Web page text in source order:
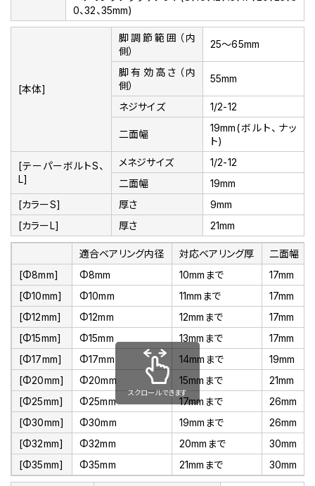
0、32、35mm)
[本体]
脚調節範囲（内
側）
25～65mm
脚有効高さ（内
側）
55mm
ネジサイズ 1/2-12
二面幅
19mm(ボルト、ナッ
ト)
[テーパーボルトS、
L]
メネジサイズ
1/2-12
二面幅
19mm
[カラーS]
厚さ
9mm
[カラーL]
厚さ 21mm
適合ベアリング内径 対応ベアリング厚
二面幅
[Φ8mm]
Φ8mm 10mmまで
17mm
[Φ10mm]
Φ10mm 11mmまで
17mm
[Φ12mm]
Φ12mm 12mmまで
17mm
[Φ15mm]
Φ15mm 13mmまで
17mm
[Φ17mm]
Φ17mm 14mmまで
19mm
[Φ20mm]
Φ20mm 15mmまで
21mm
[Φ25mm]
Φ25mm 17mmまで
26mm
[Φ30mm]
Φ30mm 19mmまで
26mm
[Φ32mm]
Φ32mm 20mmまで
30mm
[Φ35mm]
Φ35mm 21mmまで 30mm
スクロールできます